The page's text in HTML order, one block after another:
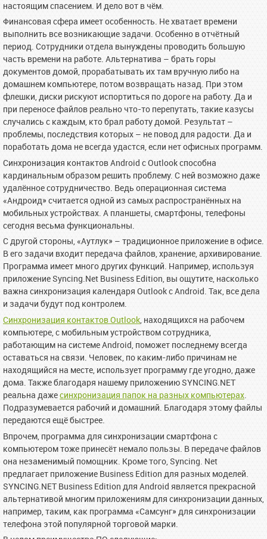
настоящим спасением. И дело вот в чём.
Финансовая сфера имеет особенность. Не хватает времени
выполнить все возникающие задачи. Особенно в отчётный
период. Сотрудники отдела вынуждены проводить большую
часть времени на работе. Альтернатива – брать горы
документов домой, прорабатывать их там вручную либо на
домашнем компьютере, потом возвращать назад. При этом
флешки, диски рискуют испортиться по дороге на работу. Да и
при переносе файлов реально что-то перепутать, такие казусы
случались с каждым, кто брал работу домой. Результат –
проблемы, последствия которых – не повод для радости. Да и
поработать дома не всегда удастся, если нет офисных программ.
Синхронизация контактов Android с Outlook способна
кардинальным образом решить проблему. С ней возможно даже
удалённое сотрудничество. Ведь операционная система
«Андроид» считается одной из самых распространённых на
мобильных устройствах. А планшеты, смартфоны, телефоны
сегодня весьма функциональны.
С другой стороны, «Аутлук» – традиционное приложение в офисе.
В его задачи входит передача файлов, хранение, архивирование.
Программа имеет много других функций. Например, используя
приложение Syncing.Net Business Edition, вы ощутите, насколько
важна синхронизация календаря Outlook с Android. Так, все дела
и задачи будут под контролем.
Синхронизация контактов Outlook, находящихся на рабочем
компьютере, с мобильным устройством сотрудника,
работающим на системе Android, поможет последнему всегда
оставаться на связи. Человек, по каким-либо причинам не
находящийся на месте, использует программу где угодно, даже
дома. Также благодаря нашему приложению SYNCING.NET
реальна дажесинхронизация папок на разных компьютерах.
Подразумевается рабочий и домашний. Благодаря этому файлы
передаются ещё быстрее.
Впрочем, программа для синхронизации смартфона с
компьютером тоже принесёт немало пользы. В передаче файлов
она незаменимый помощник. Кроме того, Syncing. Net
предлагает приложение Business Edition для разных моделей.
SYNCING.NET Business Edition для Android является прекрасной
альтернативой многим приложениям для синхронизации данных,
например, таким, как программа «Самсунг» для синхронизации
телефона этой популярной торговой марки.